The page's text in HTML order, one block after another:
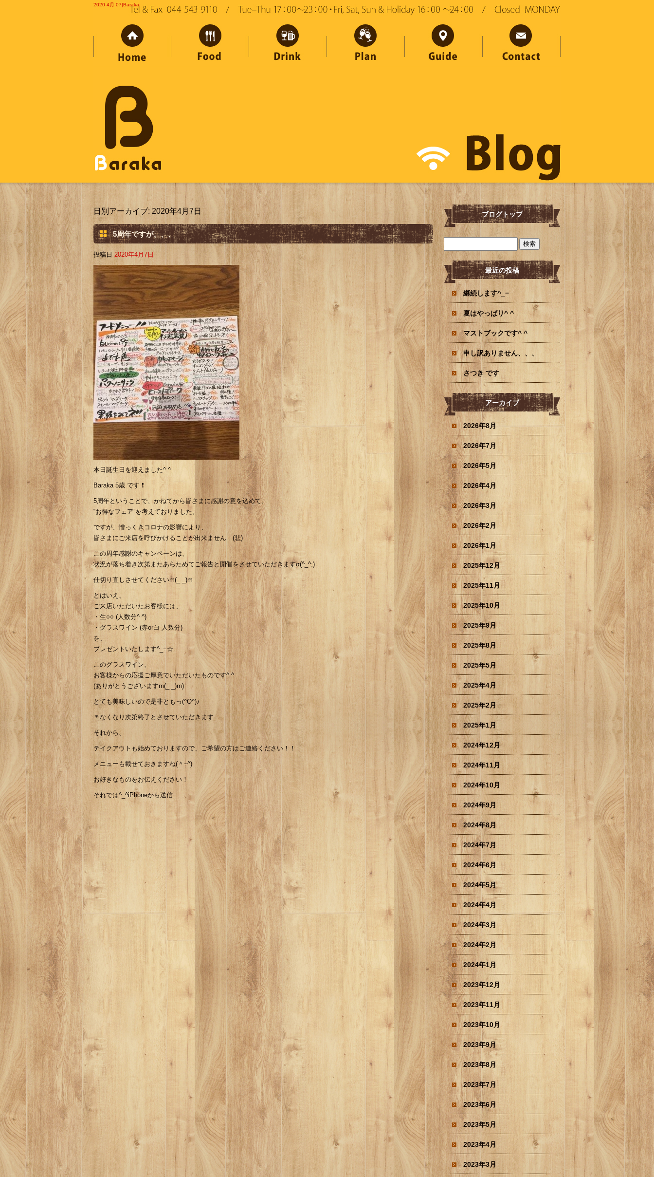
2020 4月 07|Baraka
日別アーカイブ: 2020年4月7日
5周年ですが、、、
投稿日 2020年4月7日
本日誕生日を迎えました^ ^
Baraka 5歳 です ❗️
5周年ということで、かねてから皆さまに感謝の意を込めて、
“お得なフェア”を考えておりました。
ですが、憎っくきコロナの影響により、
皆さまにご来店を呼びかけることが出来ません (悲)
この周年感謝のキャンペーンは、
状況が落ち着き次第またあらためてご報告と開催をさせていただきますσ(^_^;)
仕切り直しさせてくださいm(_ _)m
とはいえ、
ご来店いただいたお客様には、
・生○○ (人数分^ ^)
・グラスワイン (赤or白 人数分)
を、
プレゼントいたします^_−☆
このグラスワイン、
お客様からの応援ご厚意でいただいたものです^ ^
(ありがとうございますm(_ _)m)
とても美味しいので是非ともっ(^O^)♪
＊なくなり次第終了とさせていただきます
それから、
テイクアウトも始めておりますので、ご希望の方はご連絡ください！！
メニューも載せておきますね(＾ｰ^)
お好きなものをお伝えください！
それでは^_^iPhoneから送信
ブログトップ
最近の投稿
継続します^_−
夏はやっぱり^ ^
マストブックです^ ^
申し訳ありません、、、
さつき です
アーカイブ
2026年8月
2026年7月
2026年5月
2026年4月
2026年3月
2026年2月
2026年1月
2025年12月
2025年11月
2025年10月
2025年9月
2025年8月
2025年5月
2025年4月
2025年2月
2025年1月
2024年12月
2024年11月
2024年10月
2024年9月
2024年8月
2024年7月
2024年6月
2024年5月
2024年4月
2024年3月
2024年2月
2024年1月
2023年12月
2023年11月
2023年10月
2023年9月
2023年8月
2023年7月
2023年6月
2023年5月
2023年4月
2023年3月